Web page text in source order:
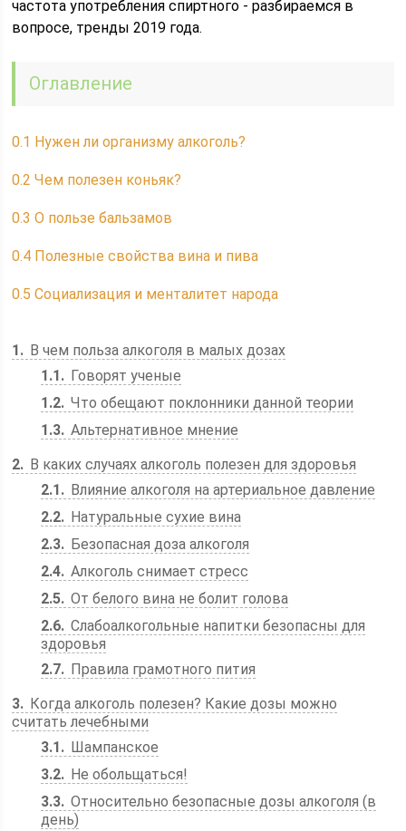
частота употребления спиртного - разбираемся в
вопросе, тренды 2019 года.
Оглавление
0.1 Нужен ли организму алкоголь?
0.2 Чем полезен коньяк?
0.3 О пользе бальзамов
0.4 Полезные свойства вина и пива
0.5 Социализация и менталитет народа
1
В чем польза алкоголя в малых дозах
1.1
Говорят ученые
1.2 Что обещают поклонники данной теории
1.3 Альтернативное мнение
2
В каких случаях алкоголь полезен для здоровья
2.1
Влияние алкоголя на артериальное давление
2.2
Натуральные сухие вина
2.3
Безопасная доза алкоголя
2.4 Алкоголь снимает стресс
2.5 От белого вина не болит голова
2.6 Слабоалкогольные напитки безопасны для
здоровья
2.7
Правила грамотного пития
3
Когда алкоголь полезен? Какие дозы можно
считать лечебными
3.1
Шампанское
3.2
Не обольщаться!
3.3 Относительно безопасные дозы алкоголя (в
день)